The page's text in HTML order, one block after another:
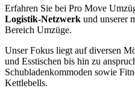
Erfahren Sie bei Pro Move
Logistik-Netzwerk und unserer
Bereich Umzüge.
Unser Fokus liegt auf diversen
und Esstischen bis hin zu
Schubladenkommoden sowie
Kettlebells.